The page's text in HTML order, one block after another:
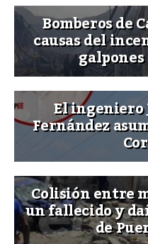
Bomberos de
causas del
El ingeniero
Fernández
Colisión entre
un fallecido y
de